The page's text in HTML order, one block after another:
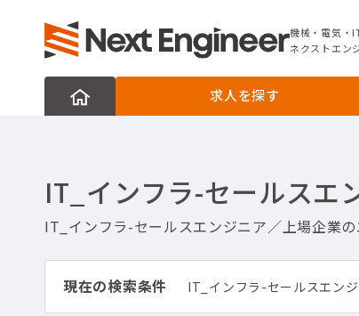
機械・電気・ITエンジニアの転職なら
機械・電気・
ネクストエン
求人を探す
IT_インフラ-セールスエ
IT_インフラ-セールスエンジニア／上場企業
現在の検索条件 IT_インフラ-セールスエン